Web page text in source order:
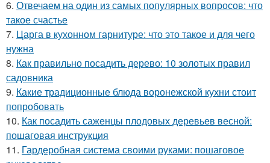
6. Отвечаем на один из самых популярных вопросов: что
такое счастье
7. Царга в кухонном гарнитуре: что это такое и для чего
нужна
8. Как правильно посадить дерево: 10 золотых правил
садовника
9. Какие традиционные блюда воронежской кухни стоит
попробовать
10. Как посадить саженцы плодовых деревьев весной:
пошаговая инструкция
11. Гардеробная система своими руками: пошаговое